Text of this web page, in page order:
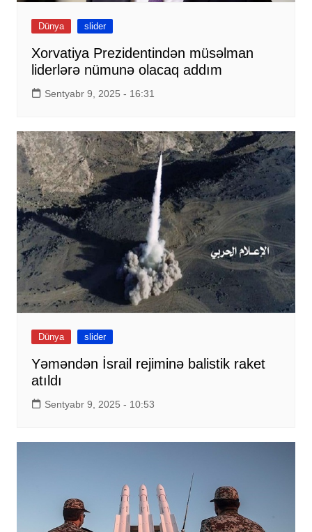
Dünya slider
Xorvatiya Prezidentindən müsəlman
liderlərə nümunə olacaq addım
Sentyabr 9, 2025 - 16:31
Dünya slider
Yəməndən İsrail rejiminə balistik raket
atıldı
Sentyabr 9, 2025 - 10:53